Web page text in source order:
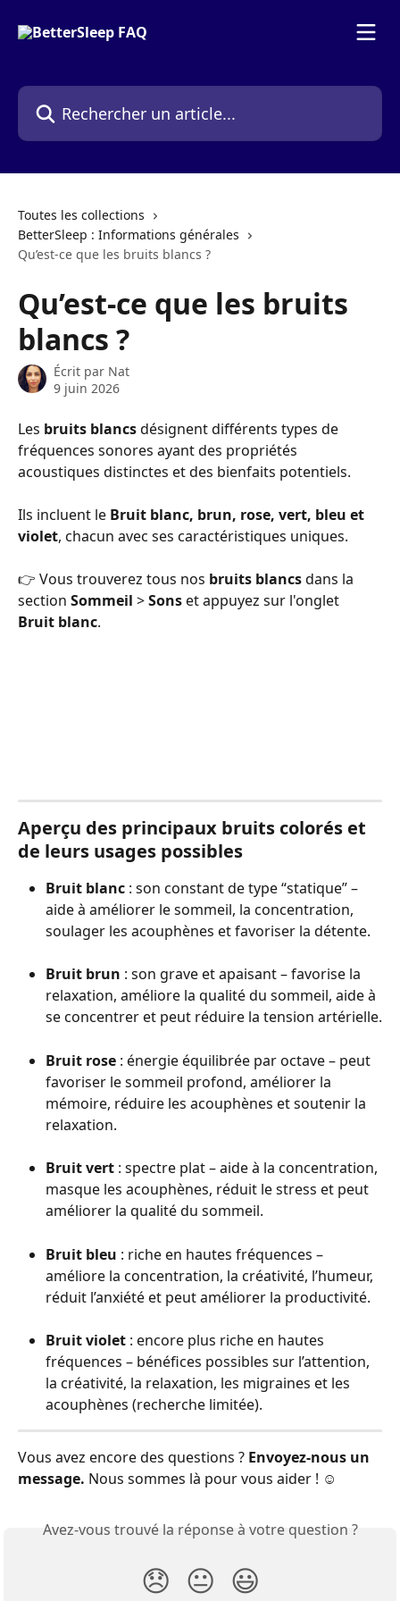
Rechercher un article...
Toutes les collections
BetterSleep : Informations générales
Qu’est-ce que les bruits blancs ?
Qu’est-ce que les bruits
blancs ?
Écrit par Nat
9 juin 2026
Les bruits blancs désignent différents types de
fréquences sonores ayant des propriétés
acoustiques distinctes et des bienfaits potentiels.
Ils incluent le Bruit blanc, brun, rose, vert, bleu et
violet, chacun avec ses caractéristiques uniques.
👉 Vous trouverez tous nos bruits blancs dans la
section Sommeil > Sons et appuyez sur l'onglet
Bruit blanc.
Aperçu des principaux bruits colorés et
de leurs usages possibles
Bruit blanc : son constant de type “statique” –
aide à améliorer le sommeil, la concentration,
soulager les acouphènes et favoriser la détente.
Bruit brun : son grave et apaisant – favorise la
relaxation, améliore la qualité du sommeil, aide à
se concentrer et peut réduire la tension artérielle.
Bruit rose : énergie équilibrée par octave – peut
favoriser le sommeil profond, améliorer la
mémoire, réduire les acouphènes et soutenir la
relaxation.
Bruit vert : spectre plat – aide à la concentration,
masque les acouphènes, réduit le stress et peut
améliorer la qualité du sommeil.
Bruit bleu : riche en hautes fréquences –
améliore la concentration, la créativité, l’humeur,
réduit l’anxiété et peut améliorer la productivité.
Bruit violet : encore plus riche en hautes
fréquences – bénéfices possibles sur l’attention,
la créativité, la relaxation, les migraines et les
acouphènes (recherche limitée).
Vous avez encore des questions ? Envoyez-nous un
message. Nous sommes là pour vous aider ! ☺️
Avez-vous trouvé la réponse à votre question ?
😞 😐 😃